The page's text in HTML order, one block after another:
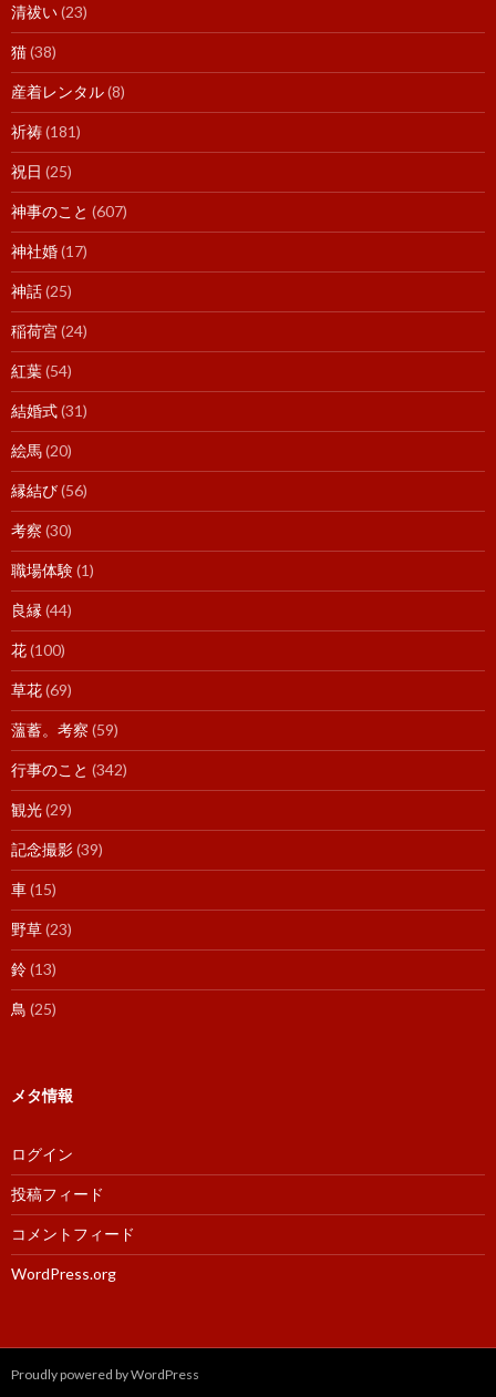
清祓い(23)
猫(38)
産着レンタル(8)
祈祷(181)
祝日 (25)
神事のこと (607)
神社婚(17)
神話(25)
稲荷宮(24)
紅葉(54)
結婚式(31)
絵馬(20)
縁結び(56)
考察 (30)
職場体験(1)
良縁 (44)
花(100)
草花(69)
薀蓄。考察 (59)
行事のこと (342)
観光(29)
記念撮影(39)
車(15)
野草(23)
鈴(13)
鳥 (25)
メタ情報
ログイン
投稿フィード
コメントフィード
WordPress.org
Proudly powered by WordPress